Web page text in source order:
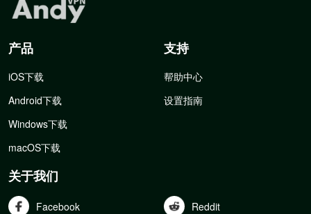
产品
iOS下载
Android下载
Windows下载
macOS下载
支持
帮助中心
设置指南
关于我们
Facebook Reddit